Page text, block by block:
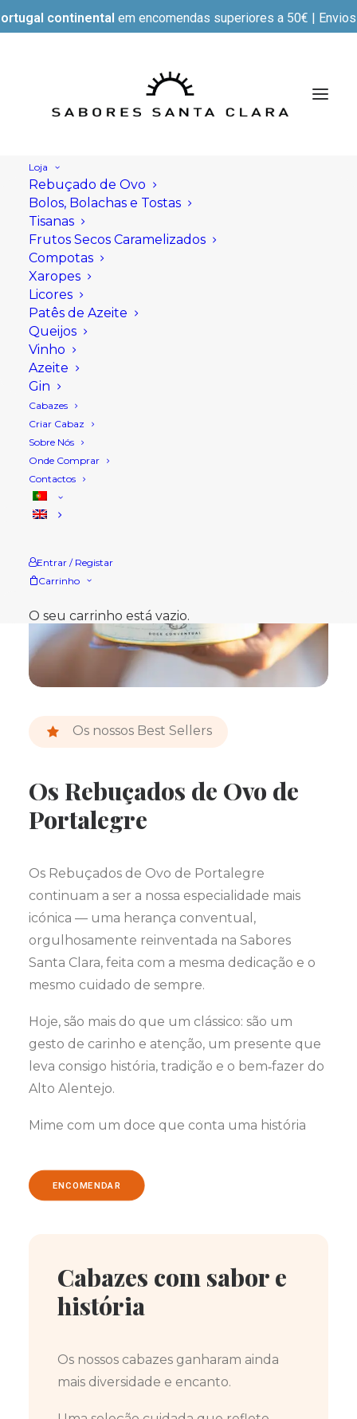
continental em encomendas superiores a 50€ |
Loja
Rebuçado de Ovo
Bolos, Bolachas e Tostas
Tisanas
Frutos Secos Caramelizados
Compotas
Xaropes
Licores
Patês de Azeite
Queijos
Vinho
Azeite
Gin
Cabazes
Criar Cabaz
Sobre Nós
Onde Comprar
Contactos
Entrar / Registar
Carrinho
O seu carrinho está vazio.
Os nossos Best Sellers
Os Rebuçados de Ovo de
Portalegre
Os Rebuçados de Ovo de Portalegre
continuam a ser a nossa especialidade mais
icónica — uma herança conventual,
orgulhosamente reinventada na Sabores
Santa Clara, feita com a mesma dedicação e o
mesmo cuidado de sempre.
Hoje, são mais do que um clássico: são um
gesto de carinho e atenção, um presente que
leva consigo história, tradição e o bem‑fazer do
Alto Alentejo.
Mime com um doce que conta uma história
ENCOMENDAR
Cabazes com sabor e
história
Os nossos cabazes ganharam ainda
mais diversidade e encanto.